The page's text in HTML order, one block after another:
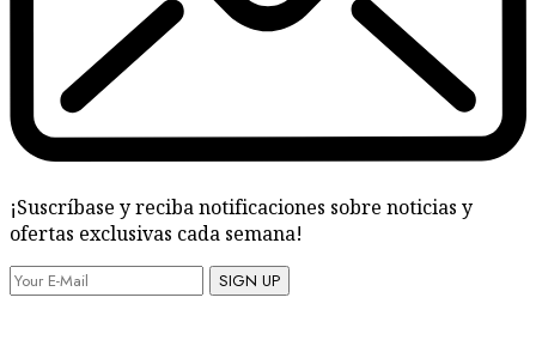
¡Suscríbase y reciba notificaciones sobre noticias y
ofertas exclusivas cada semana!
SIGN UP